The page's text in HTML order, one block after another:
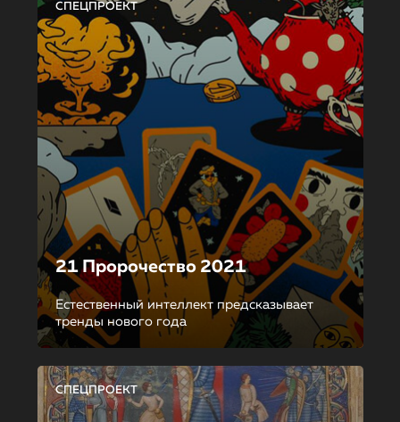
СПЕЦПРОЕКТ
21 Пророчество 2021
Естественный интеллект предсказывает
тренды нового года
СПЕЦПРОЕКТ